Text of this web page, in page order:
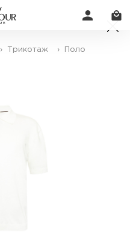
› Трикотаж › Поло